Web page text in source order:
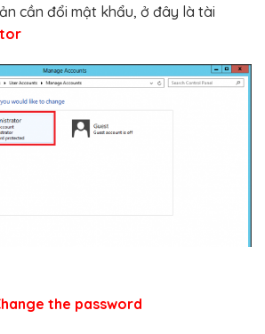
cần đổi mật khẩu, ở đây là tài
the password